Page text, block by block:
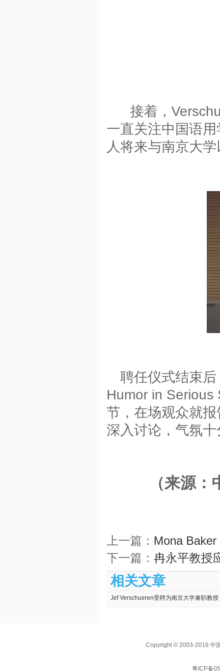
接着，
一直关注中国语
人将来与南京大
聘任仪式结束后
Humor in Serious
节，在场观众就
深入讨论，气氛
（来源
上一篇： Mona Baker
下一篇： 冉永平教授
相关文章
Jef Verschueren受聘为南京大学兼职教授
Copyright © 2003-2016 中
粤ICP备